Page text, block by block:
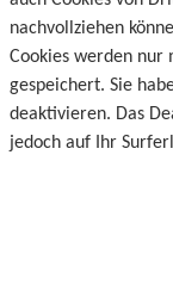
nachvollziehen
Cookies werden
gespeichert. Sie
deaktivieren. Das
jedoch auf Ihr